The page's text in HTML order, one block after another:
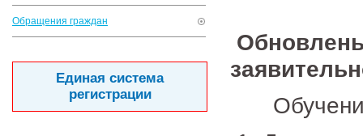
Обращения граждан
Единая система
регистрации